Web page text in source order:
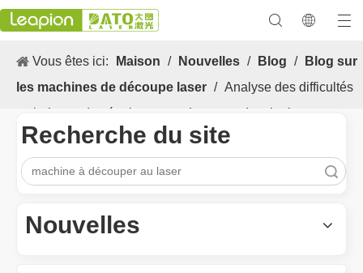
Vous êtes ici: Maison / Nouvelles / Blog /
Blog sur
les machines de découpe laser / Analyse des difficultés
techniques des équipements de coupe du tube laser
Recherche du site
Nouvelles